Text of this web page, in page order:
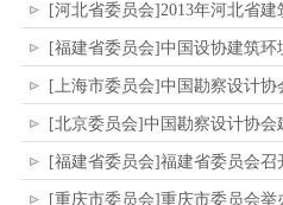
[河北省委员会]2013年河北省
[福建省委员会]中国设协建筑环
[上海市委员会]中国勘察设计协
[北京委员会]中国勘察设计协
[福建省委员会]福建省委员会召
[重庆市委员会]重庆市委员会